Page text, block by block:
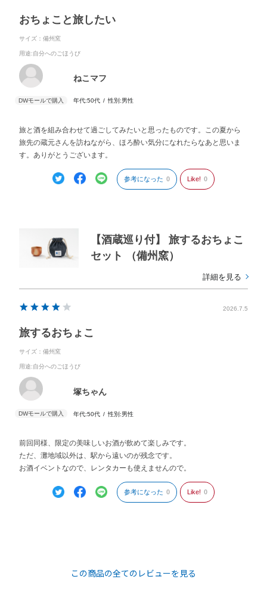
おちょこと旅したい
サイズ：備州窯
用途:自分へのごほうび
ねこマフ
年代:50代 性別:男性
旅と酒を組み合わせて過ごしてみたいと思ったものです。この夏から
旅先の蔵元さんを訪ねながら、ほろ酔い気分になれたらなあと思いま
す。ありがとうございます。
参考になった 0 Like! 0
【酒蔵巡り付】 旅するおちょこ
セット （備州窯）
詳細を見る
2026.7.5
旅するおちょこ
サイズ：備州窯
用途:自分へのごほうび
塚ちゃん
年代:50代 性別:男性
前回同様、限定の美味しいお酒が飲めて楽しみです。
ただ、灘地域以外は、駅から遠いのが残念です。
お酒イベントなので、レンタカーも使えませんので。
参考になった 0 Like! 0
この商品の全てのレビューを見る